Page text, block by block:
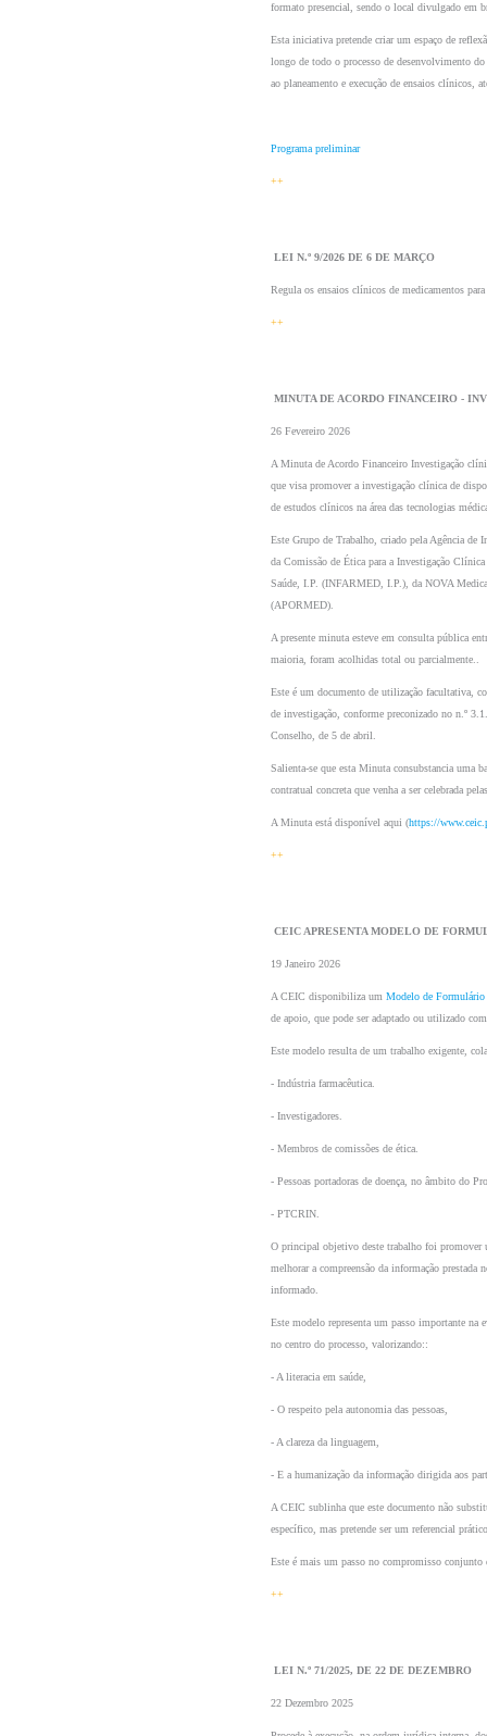
formato presencial, sendo o local divulgado em
Esta iniciativa pretende criar um espaço de
longo de todo o processo de desenvolvimento
ao planeamento e execução de ensaios clínicos,
Programa preliminar
++
LEI N.º 9/2026 DE 6 DE MARÇO
Regula os ensaios clínicos de medicamentos
++
MINUTA DE ACORDO FINANCEIRO -
26 Fevereiro 2026
A Minuta de Acordo Financeiro Investigação
que visa promover a investigação clínica de
de estudos clínicos na área das tecnologias
Este Grupo de Trabalho, criado pela Agência
da Comissão de Ética para a Investigação
Saúde, I.P. (INFARMED, I.P.), da NOVA
(APORMED).
A presente minuta esteve em consulta pública
maioria, foram acolhidas total ou parcialmente..
Este é um documento de utilização facultativa,
de investigação, conforme preconizado no n.º
Conselho, de 5 de abril.
Salienta-se que esta Minuta consubstancia uma
contratual concreta que venha a ser celebrada
A Minuta está disponível aqui (https://
++
CEIC APRESENTA MODELO DE
19 Janeiro 2026
A CEIC disponibiliza um Modelo de Formulário
de apoio, que pode ser adaptado ou utilizado
Este modelo resulta de um trabalho exigente,
- Indústria farmacêutica.
- Investigadores.
- Membros de comissões de ética.
- Pessoas portadoras de doença, no âmbito do
- PTCRIN.
O principal objetivo deste trabalho foi promover
melhorar a compreensão da informação
informado.
Este modelo representa um passo importante na
no centro do processo, valorizando::
- A literacia em saúde,
- O respeito pela autonomia das pessoas,
- A clareza da linguagem,
- E a humanização da informação dirigida aos
A CEIC sublinha que este documento não
específico, mas pretende ser um referencial
Este é mais um passo no compromisso conjunto
++
LEI N.º 71/2025, DE 22 DE DEZEMBRO
22 Dezembro 2025